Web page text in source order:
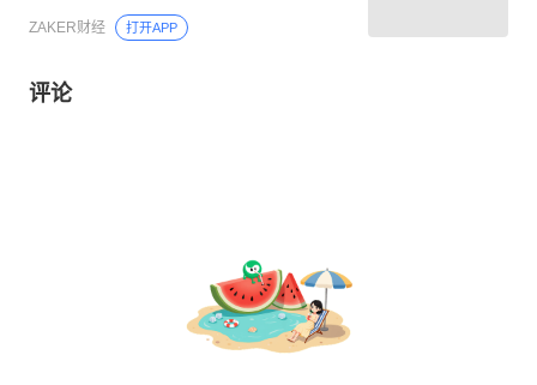
ZAKER财经 打开APP
评论